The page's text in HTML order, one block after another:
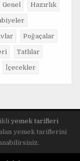
Genel Hazırlık
Poğaçalar
Tatlılar
İçecekler
yemek tarifleri
yemek tariflerini